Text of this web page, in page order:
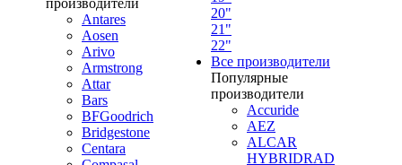
производители
Antares
Aosen
Arivo
Armstrong
Attar
Bars
BFGoodrich
Bridgestone
Centara
20"
21"
22"
Все производители
Популярные
производители
Accuride
AEZ
ALCAR
HYBRIDRAD